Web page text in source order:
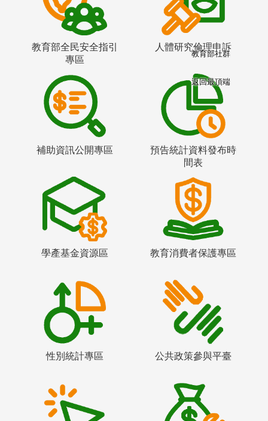
教育部全民安全指引
專區
人體研究倫理申訴
補助資訊公開專區
預告統計資料發布時
間表
學產基金資源區 教育消費者保護專區
性別統計專區 公共政策參與平臺
教育部社群
返回最頂端